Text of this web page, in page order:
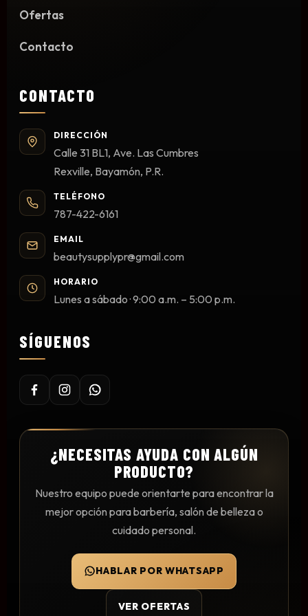
Limpieza y Desinfección
Blowers
Nail Drills
Esmaltes y Gel Remover
Top, Base, Builder y Polygel
Pinceles
Lámparas de Secado
Nail Tips, Gel Tips y Pegas
Primer y Antifungal
Herramientas y Accesorios
Removedor de Callos
Cremas y Scrubs
Equipos y Más
Lo Nuevo
Ofertas
Contacto
CONTACTO
DIRECCIÓN
Calle 31 BL1, Ave. Las Cumbres
Rexville, Bayamón, P.R.
TELÉFONO
787-422-6161
EMAIL
beautysupplypr@gmail.com
HORARIO
Lunes a sábado · 9:00 a.m. – 5:00 p.m.
SÍGUENOS
¿NECESITAS AYUDA CON ALGÚN
PRODUCTO?
Nuestro equipo puede orientarte para encontrar la
mejor opción para barbería, salón de belleza o
cuidado personal.
HABLAR POR WHATSAPP
VER OFERTAS